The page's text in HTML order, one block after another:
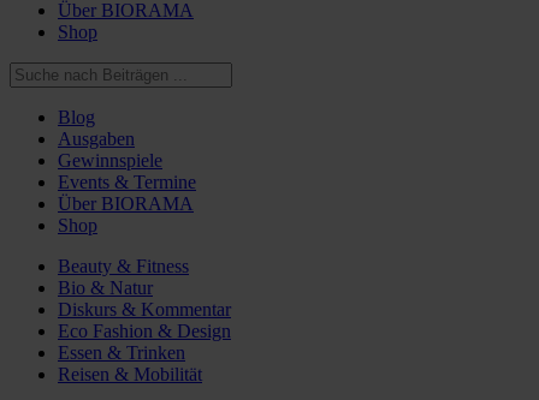
Über BIORAMA
Shop
Blog
Ausgaben
Gewinnspiele
Events & Termine
Über BIORAMA
Shop
Beauty & Fitness
Bio & Natur
Diskurs & Kommentar
Eco Fashion & Design
Essen & Trinken
Reisen & Mobilität